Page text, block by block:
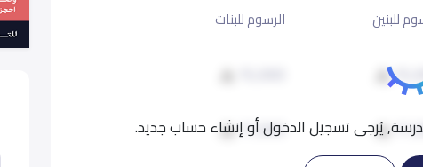
يُرجى تسجيل الدخول أو إنشاء حساب جديد.
للبنين الرسوم للبنات
17,000